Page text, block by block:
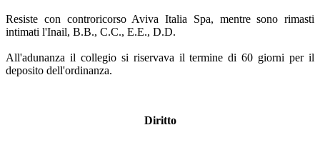
Resiste con controricorso Aviva Italia Spa, mentre sono rimasti
intimati l'Inail, B.B., C.C., E.E., D.D.
All'adunanza il collegio si riservava il termine di 60 giorni per il
deposito dell'ordinanza.
Diritto